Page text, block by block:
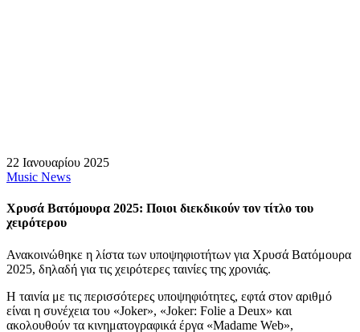
22 Ιανουαρίου 2025
Music News
Χρυσά Βατόμουρα 2025: Ποιοι διεκδικούν τον τίτλο του
χειρότερου
Ανακοινώθηκε η λίστα των υποψηφιοτήτων για Χρυσά Βατόμουρα
2025, δηλαδή για τις χειρότερες ταινίες της χρονιάς.
Η ταινία με τις περισσότερες υποψηφιότητες, εφτά στον αριθμό
είναι η συνέχεια του «Joker», «Joker: Folie a Deux» και
ακολουθούν τα κινηματογραφικά έργα «Madame Web»,